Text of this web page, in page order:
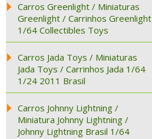
Carros Greenlight / Miniaturas
Greenlight / Carrinhos Greenlight
1/64 Collectibles Toys
Carros Jada Toys / Miniaturas
Jada Toys / Carrinhos Jada 1/64
1/24 2011 Brasil
Carros Johnny Lightning /
Miniatura Johnny Lightning /
Johnny Lightning Brasil 1/64